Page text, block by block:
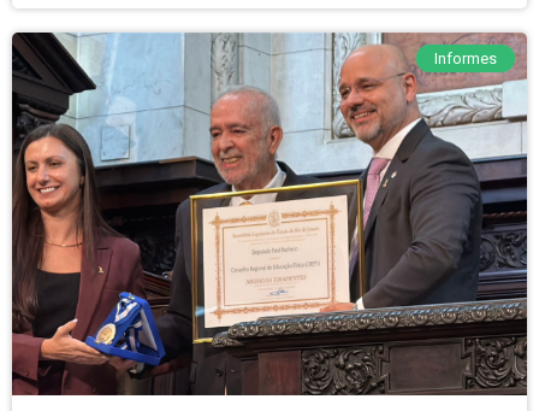
Informes